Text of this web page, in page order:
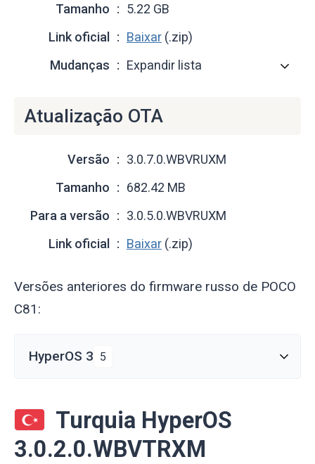
Tamanho
5.22 GB
Link oficial
Baixar (.zip)
Mudanças
Expandir lista
Atualização OTA
Versão
3.0.7.0.WBVRUXM
Tamanho
682.42 MB
Para a versão
3.0.5.0.WBVRUXM
Link oficial
Baixar (.zip)
Versões anteriores do firmware russo de POCO
C81:
HyperOS 3 5
Turquia HyperOS
3.0.2.0.WBVTRXM